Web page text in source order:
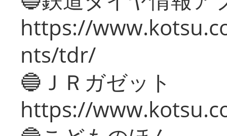
https://
nts/tdr/
🔵ＪＲガゼット
https://